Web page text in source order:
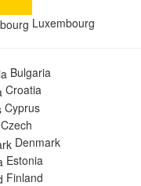
Luxembourg
Bulgaria
Croatia
Cyprus
Czech
Denmark
Estonia
Finland